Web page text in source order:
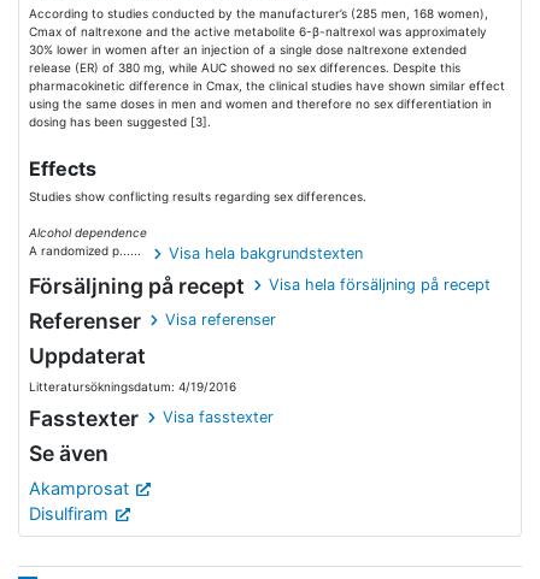
According to studies conducted by the manufacturer’s (285 men, 168 women),
Cmax of naltrexone and the active metabolite 6-β-naltrexol was approximately
30% lower in women after an injection of a single dose naltrexone extended
release (ER) of 380 mg, while AUC showed no sex differences. Despite this
pharmacokinetic difference in Cmax, the clinical studies have shown similar effect
using the same doses in men and women and therefore no sex differentiation in
dosing has been suggested [3].
Effects
Studies show conflicting results regarding sex differences.
Alcohol dependence
A randomized p......
Visa hela bakgrundstexten
Försäljning på recept Visa hela försäljning på recept
Referenser Visa referenser
Uppdaterat
Litteratursökningsdatum: 4/19/2016
Fasstexter Visa fasstexter
Se även
Akamprosat
Disulfiram